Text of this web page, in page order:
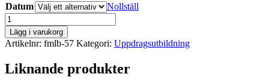
Datum
Nollställ
Rörelseförmåga
vid
demenssjukdom
mängd
Lägg i varukorg
Artikelnr: fmlb-57 Kategori: Uppdragsutbildning
Liknande produkter